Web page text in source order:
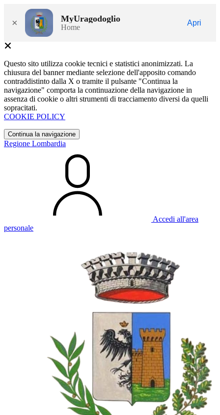
× MyUragodoglio
Home
Apri
Questo sito utilizza cookie tecnici e statistici anonimizzati. La
chiusura del banner mediante selezione dell'apposito comando
contraddistinto dalla X o tramite il pulsante "Continua la
navigazione" comporta la continuazione della navigazione in
assenza di cookie o altri strumenti di tracciamento diversi da quelli
sopracitati.
COOKIE POLICY
Continua la navigazione
Regione Lombardia
Accedi all'area
personale